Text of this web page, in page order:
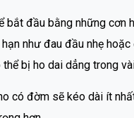
đầu bằng những cơn
như đau đầu nhẹ
bị ho dai dẳng trong
có đờm sẽ kéo dài ít